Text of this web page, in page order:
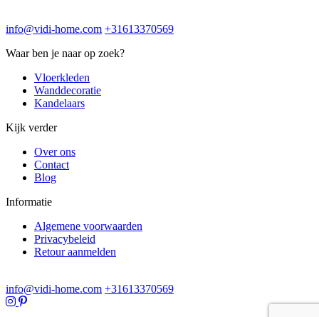
info@vidi-home.com +31613370569
Waar ben je naar op zoek?
Vloerkleden
Wanddecoratie
Kandelaars
Kijk verder
Over ons
Contact
Blog
Informatie
Algemene voorwaarden
Privacybeleid
Retour aanmelden
info@vidi-home.com +31613370569